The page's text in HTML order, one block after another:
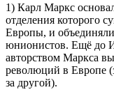
1) Карл Маркс
отделения которого
Европы, и
юнионистов. Ещё до
авторством Маркса
революций в Европе
за другой).